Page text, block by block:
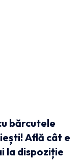
bărcutele
Află cât e
la dispoziție